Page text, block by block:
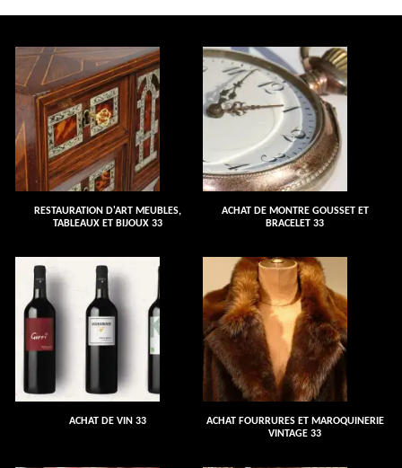
RESTAURATION D'ART MEUBLES,
TABLEAUX ET BIJOUX 33
ACHAT DE MONTRE GOUSSET ET
BRACELET 33
ACHAT DE VIN 33
ACHAT FOURRURES ET MAROQUINERIE
VINTAGE 33